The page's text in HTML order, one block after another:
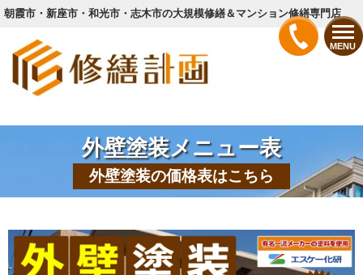
MENU
朝霞市・新座市・和光市・志木市の大規模修繕＆マンション修繕専門店
外壁塗装メニュー表
外壁塗装の価格表はこちら